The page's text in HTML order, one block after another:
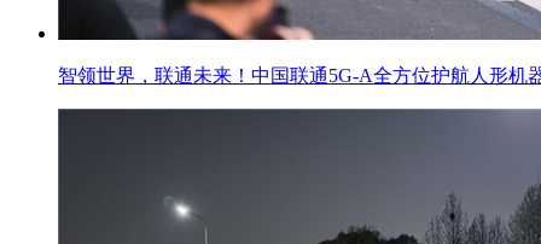
智领世界，联通未来！中国联通5G-A全方位护航人形机